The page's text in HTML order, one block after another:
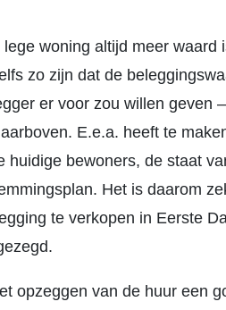
woning altijd meer waard
zo zijn dat de
er voor zou willen geven
E.e.a. heeft te
huidige bewoners, de staat
Het is daarom
te verkopen in Eerste
opzeggen van de huur een